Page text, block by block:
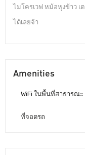
ไมโครเวฟ หม้อหุงข้าว
ได้เลยจ้า
Amenities
WiFi ในพื้นที่สาธารณะ
ที่จอดรถ